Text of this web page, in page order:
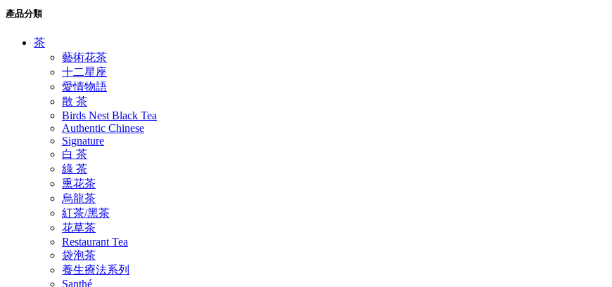
產品分類
茶
藝術花茶
十二星座
愛情物語
散 茶
Birds Nest Black Tea
Authentic Chinese
Signature
白 茶
綠 茶
熏花茶
烏龍茶
紅茶/黑茶
花草茶
Restaurant Tea
袋泡茶
養生療法系列
Santhé